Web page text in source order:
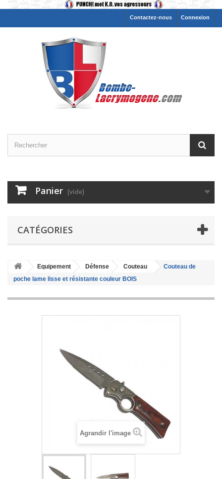
Connexion
Contactez-nous
Panier (vide)
CATÉGORIES
Equipement Défense Couteau
Couteau de
poche lame lisse et résistante couleur BOIS
Agrandir l'image